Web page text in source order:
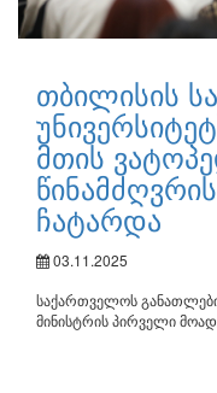
თბილისის
მთის
ჩატარდა
03.11.2025
საქართველოს
მინისტრის პირველი